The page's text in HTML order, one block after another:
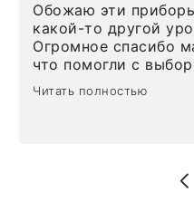
Обожаю эти
какой-то другой
Огромное спасибо
что помогли с
доставкой и
была здесь лично,
внутри очень
Позже заказывала
доставили сдэком
Читать полностью